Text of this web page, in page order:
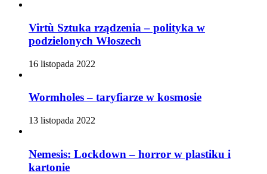
Virtù Sztuka rządzenia – polityka w
podzielonych Włoszech
16 listopada 2022
Wormholes – taryfiarze w kosmosie
13 listopada 2022
Nemesis: Lockdown – horror w plastiku i
kartonie